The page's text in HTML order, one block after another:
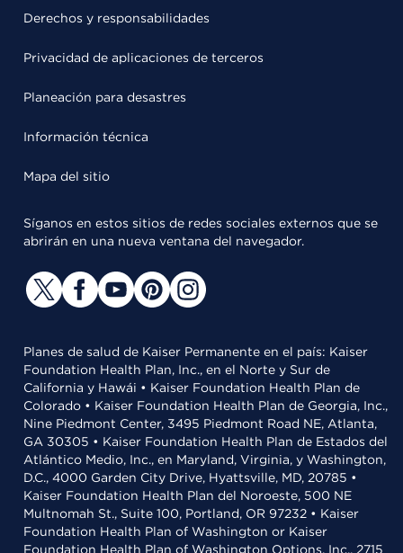
Derechos y responsabilidades
Privacidad de aplicaciones de terceros
Planeación para desastres
Información técnica
Mapa del sitio
Síganos en estos sitios de redes sociales externos que se
abrirán en una nueva ventana del navegador.
Planes de salud de Kaiser Permanente en el país: Kaiser
Foundation Health Plan, Inc., en el Norte y Sur de
California y Hawái • Kaiser Foundation Health Plan de
Colorado • Kaiser Foundation Health Plan de Georgia, Inc.,
Nine Piedmont Center, 3495 Piedmont Road NE, Atlanta,
GA 30305 • Kaiser Foundation Health Plan de Estados del
Atlántico Medio, Inc., en Maryland, Virginia, y Washington,
D.C., 4000 Garden City Drive, Hyattsville, MD, 20785 •
Kaiser Foundation Health Plan del Noroeste, 500 NE
Multnomah St., Suite 100, Portland, OR 97232 • Kaiser
Foundation Health Plan of Washington or Kaiser
Foundation Health Plan of Washington Options, Inc., 2715